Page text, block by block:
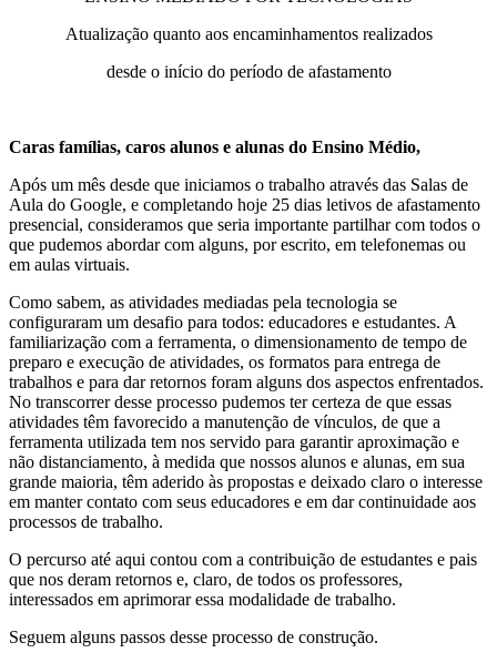
Atualização quanto aos encaminhamentos realizados
desde o início do período de afastamento
Caras famílias, caros alunos e alunas do Ensino Médio,
Após um mês desde que iniciamos o trabalho através das Salas de
Aula do Google, e completando hoje 25 dias letivos de afastamento
presencial, consideramos que seria importante partilhar com todos o
que pudemos abordar com alguns, por escrito, em telefonemas ou
em aulas virtuais.
Como sabem, as atividades mediadas pela tecnologia se
configuraram um desafio para todos: educadores e estudantes. A
familiarização com a ferramenta, o dimensionamento de tempo de
preparo e execução de atividades, os formatos para entrega de
trabalhos e para dar retornos foram alguns dos aspectos enfrentados.
No transcorrer desse processo pudemos ter certeza de que essas
atividades têm favorecido a manutenção de vínculos, de que a
ferramenta utilizada tem nos servido para garantir aproximação e
não distanciamento, à medida que nossos alunos e alunas, em sua
grande maioria, têm aderido às propostas e deixado claro o interesse
em manter contato com seus educadores e em dar continuidade aos
processos de trabalho.
O percurso até aqui contou com a contribuição de estudantes e pais
que nos deram retornos e, claro, de todos os professores,
interessados em aprimorar essa modalidade de trabalho.
Seguem alguns passos desse processo de construção.